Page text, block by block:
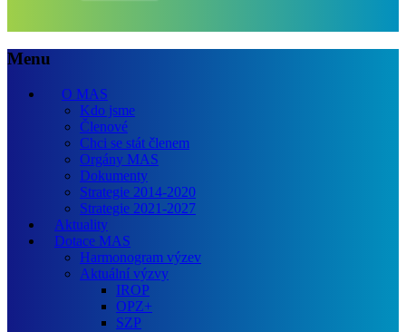
Menu
O MAS
Kdo jsme
Členové
Chci se stát členem
Orgány MAS
Dokumenty
Strategie 2014-2020
Strategie 2021-2027
Aktuality
Dotace MAS
Harmonogram výzev
Aktuální výzvy
IROP
OPZ+
SZP